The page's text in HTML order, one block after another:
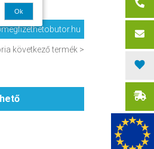
következő termék >
Ok